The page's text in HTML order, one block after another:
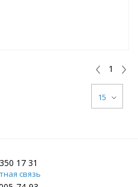
1
15
17 31
связь